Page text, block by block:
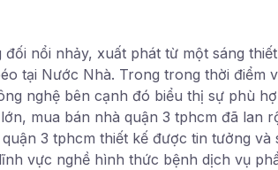
nổi nhảy, xuất phát từ một sáng
tại Nước Nhà. Trong trong thời điểm
nghệ bên cạnh đó biểu thị sự phù
mua bán nhà quận 3 tphcm đã lan
3 tphcm thiết kế được tin tưởng và
vực nghề hình thức bệnh dịch vụ